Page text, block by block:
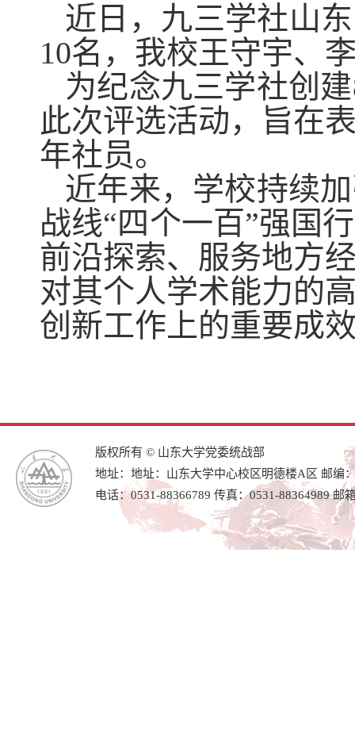
近日，九三学社山
10名，我校王守宇、
为纪念九三学社创
此次评选活动，旨在
年社员。
近年来，学校持续
战线“四个一百”强国
前沿探索、服务地方
对其个人学术能力的
创新工作上的重要成
版权所有 © 山东大学党委统战部
地址：地址：山东大学中心校区明德楼A区 邮编
电话：0531-88366789 传真：0531-88364989 邮